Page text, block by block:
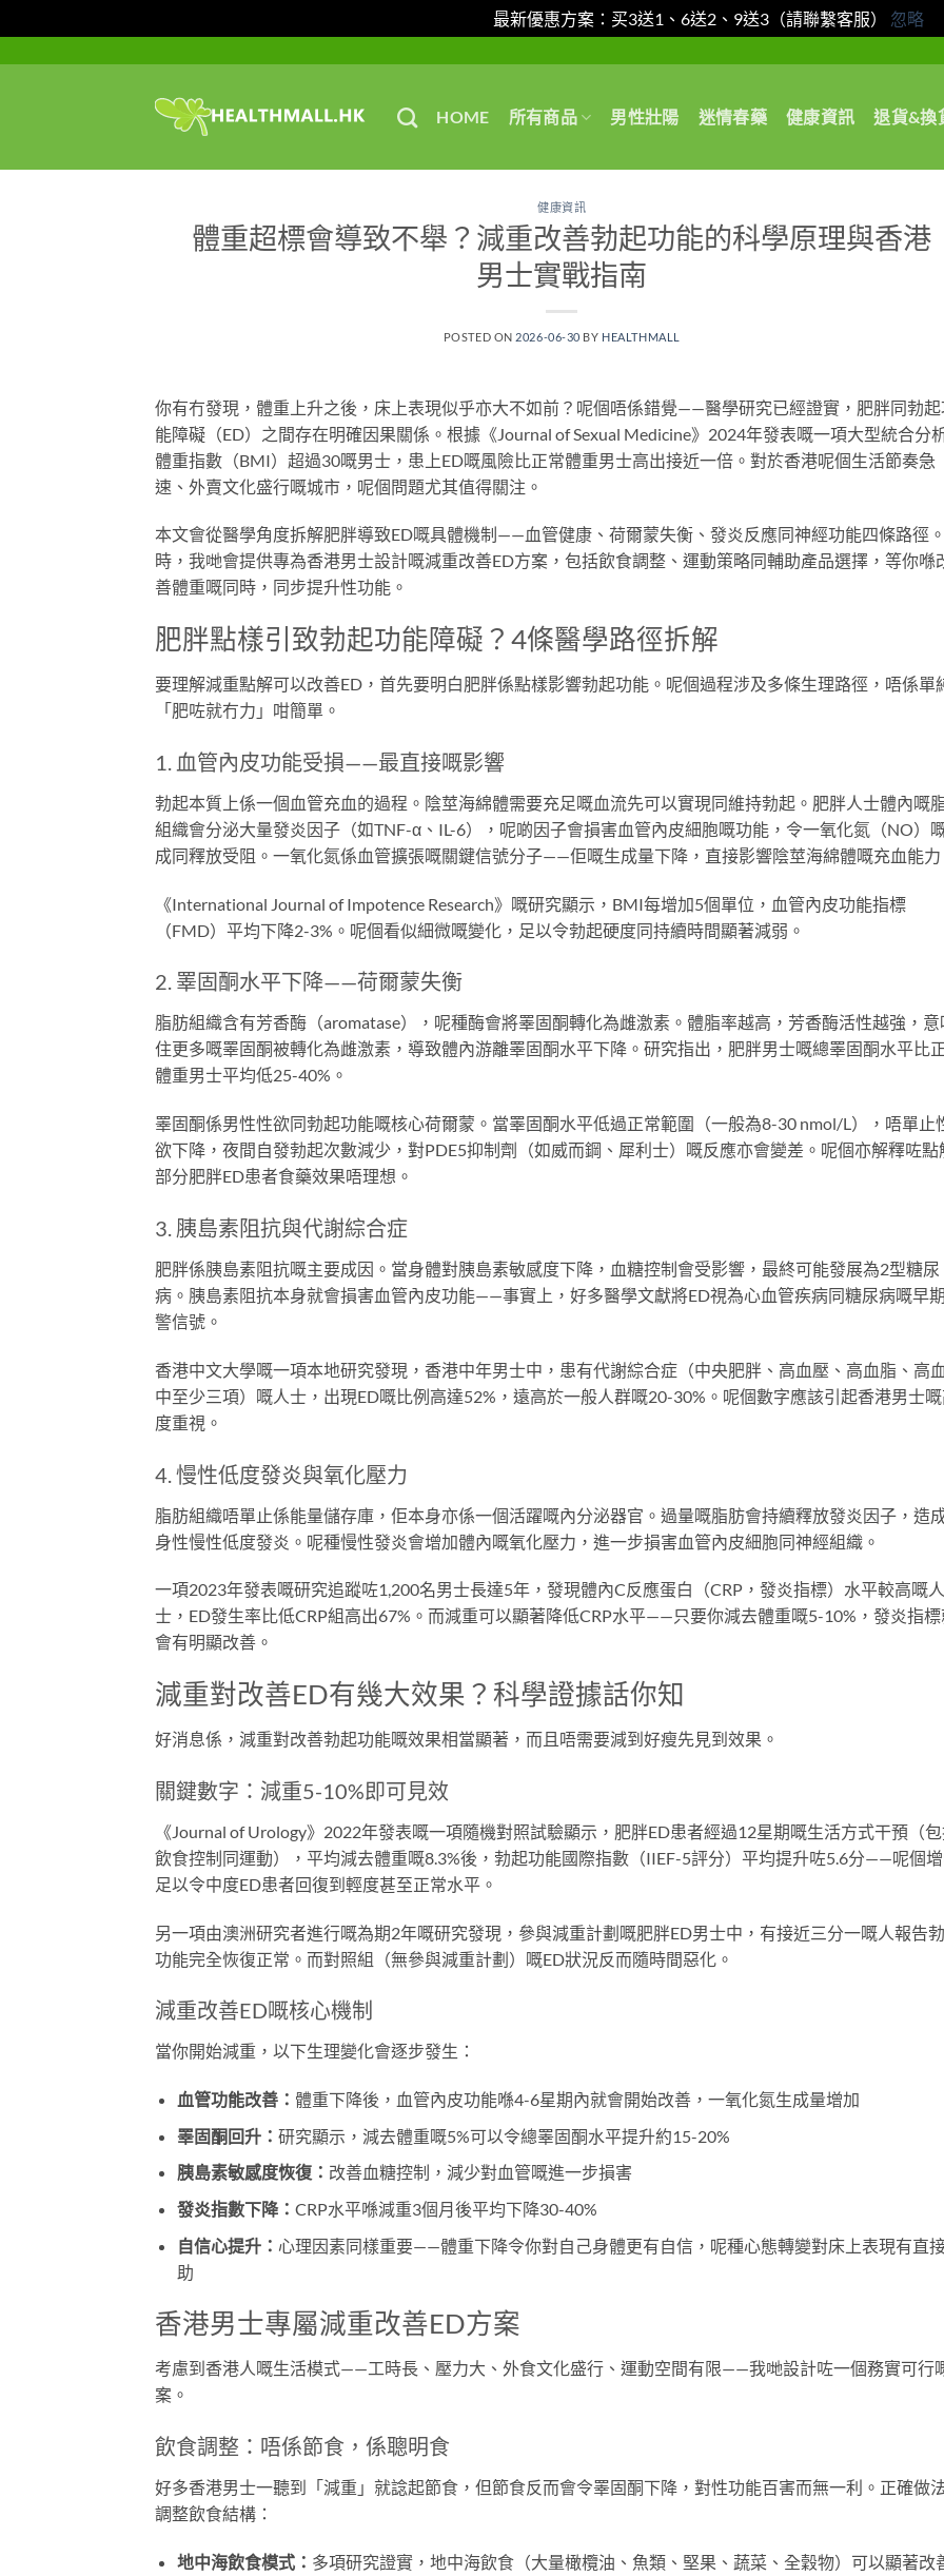
最新優惠方案：买3送1、6送2、9送3（請聯繫客服） 忽略
HOME 所有商品 男性壯陽 迷情春藥 健康資訊 退貨&換
健康資訊
體重超標會導致不舉？減重改善勃起功能的科學原理與香港
男士實戰指南
POSTED ON 2026-06-30 BY HEALTHMALL
你有冇發現，體重上升之後，床上表現似乎亦大不如前？呢個唔係錯覺——醫學研究已經證實，肥胖同勃起
能障礙（ED）之間存在明確因果關係。根據《Journal of Sexual Medicine》2024年發表嘅一項大型統合分
體重指數（BMI）超過30嘅男士，患上ED嘅風險比正常體重男士高出接近一倍。對於香港呢個生活節奏急
速、外賣文化盛行嘅城市，呢個問題尤其值得關注。
本文會從醫學角度拆解肥胖導致ED嘅具體機制——血管健康、荷爾蒙失衡、發炎反應同神經功能四條路徑
時，我哋會提供專為香港男士設計嘅減重改善ED方案，包括飲食調整、運動策略同輔助產品選擇，等你喺
善體重嘅同時，同步提升性功能。
肥胖點樣引致勃起功能障礙？4條醫學路徑拆解
要理解減重點解可以改善ED，首先要明白肥胖係點樣影響勃起功能。呢個過程涉及多條生理路徑，唔係單
「肥咗就冇力」咁簡單。
1. 血管內皮功能受損——最直接嘅影響
勃起本質上係一個血管充血的過程。陰莖海綿體需要充足嘅血流先可以實現同維持勃起。肥胖人士體內嘅
組織會分泌大量發炎因子（如TNF-α、IL-6），呢啲因子會損害血管內皮細胞嘅功能，令一氧化氮（NO）
成同釋放受阻。一氧化氮係血管擴張嘅關鍵信號分子——佢嘅生成量下降，直接影響陰莖海綿體嘅充血能力
《International Journal of Impotence Research》嘅研究顯示，BMI每增加5個單位，血管內皮功能指標
（FMD）平均下降2-3%。呢個看似細微嘅變化，足以令勃起硬度同持續時間顯著減弱。
2. 睪固酮水平下降——荷爾蒙失衡
脂肪組織含有芳香酶（aromatase），呢種酶會將睪固酮轉化為雌激素。體脂率越高，芳香酶活性越強，意
住更多嘅睪固酮被轉化為雌激素，導致體內游離睪固酮水平下降。研究指出，肥胖男士嘅總睪固酮水平比
體重男士平均低25-40%。
睪固酮係男性性欲同勃起功能嘅核心荷爾蒙。當睪固酮水平低過正常範圍（一般為8-30 nmol/L），唔單止
欲下降，夜間自發勃起次數減少，對PDE5抑制劑（如威而鋼、犀利士）嘅反應亦會變差。呢個亦解釋咗點
部分肥胖ED患者食藥效果唔理想。
3. 胰島素阻抗與代謝綜合症
肥胖係胰島素阻抗嘅主要成因。當身體對胰島素敏感度下降，血糖控制會受影響，最終可能發展為2型糖尿
病。胰島素阻抗本身就會損害血管內皮功能——事實上，好多醫學文獻將ED視為心血管疾病同糖尿病嘅早
警信號。
香港中文大學嘅一項本地研究發現，香港中年男士中，患有代謝綜合症（中央肥胖、高血壓、高血脂、高
中至少三項）嘅人士，出現ED嘅比例高達52%，遠高於一般人群嘅20-30%。呢個數字應該引起香港男士
度重視。
4. 慢性低度發炎與氧化壓力
脂肪組織唔單止係能量儲存庫，佢本身亦係一個活躍嘅內分泌器官。過量嘅脂肪會持續釋放發炎因子，造
身性慢性低度發炎。呢種慢性發炎會增加體內嘅氧化壓力，進一步損害血管內皮細胞同神經組織。
一項2023年發表嘅研究追蹤咗1,200名男士長達5年，發現體內C反應蛋白（CRP，發炎指標）水平較高嘅人
士，ED發生率比低CRP組高出67%。而減重可以顯著降低CRP水平——只要你減去體重嘅5-10%，發炎指
會有明顯改善。
減重對改善ED有幾大效果？科學證據話你知
好消息係，減重對改善勃起功能嘅效果相當顯著，而且唔需要減到好瘦先見到效果。
關鍵數字：減重5-10%即可見效
《Journal of Urology》2022年發表嘅一項隨機對照試驗顯示，肥胖ED患者經過12星期嘅生活方式干預（
飲食控制同運動），平均減去體重嘅8.3%後，勃起功能國際指數（IIEF-5評分）平均提升咗5.6分——呢個
足以令中度ED患者回復到輕度甚至正常水平。
另一項由澳洲研究者進行嘅為期2年嘅研究發現，參與減重計劃嘅肥胖ED男士中，有接近三分一嘅人報告
功能完全恢復正常。而對照組（無參與減重計劃）嘅ED狀況反而隨時間惡化。
減重改善ED嘅核心機制
當你開始減重，以下生理變化會逐步發生：
血管功能改善： 體重下降後，血管內皮功能喺4-6星期內就會開始改善，一氧化氮生成量增加
睪固酮回升： 研究顯示，減去體重嘅5%可以令總睪固酮水平提升約15-20%
胰島素敏感度恢復： 改善血糖控制，減少對血管嘅進一步損害
發炎指數下降： CRP水平喺減重3個月後平均下降30-40%
自信心提升： 心理因素同樣重要——體重下降令你對自己身體更有自信，呢種心態轉變對床上表現有直
助
香港男士專屬減重改善ED方案
考慮到香港人嘅生活模式——工時長、壓力大、外食文化盛行、運動空間有限——我哋設計咗一個務實可行
案。
飲食調整：唔係節食，係聰明食
好多香港男士一聽到「減重」就諗起節食，但節食反而會令睪固酮下降，對性功能百害而無一利。正確做
調整飲食結構：
地中海飲食模式： 多項研究證實，地中海飲食（大量橄欖油、魚類、堅果、蔬菜、全穀物）可以顯著改